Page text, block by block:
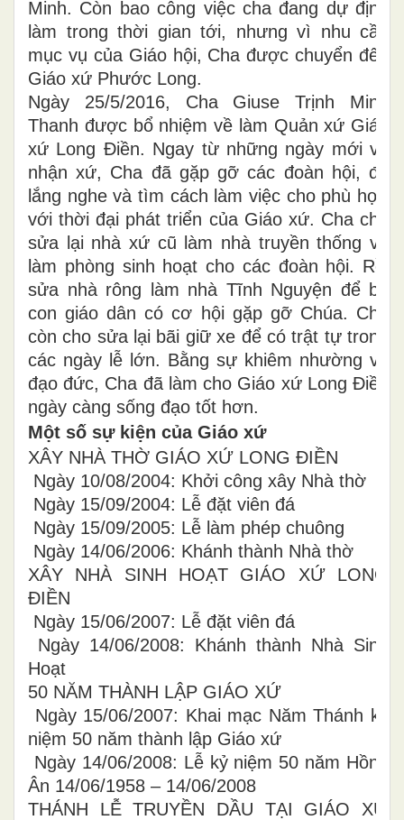
Minh. Còn bao công việc cha đang dự định
làm trong thời gian tới, nhưng vì nhu cầu
mục vụ của Giáo hội, Cha được chuyển đến
Giáo xứ Phước Long.
Ngày 25/5/2016, Cha Giuse Trịnh Minh
Thanh được bổ nhiệm về làm Quản xứ Giáo
xứ Long Điền. Ngay từ những ngày mới về
nhận xứ, Cha đã gặp gỡ các đoàn hội, để
lắng nghe và tìm cách làm việc cho phù hợp
với thời đại phát triển của Giáo xứ. Cha cho
sửa lại nhà xứ cũ làm nhà truyền thống và
làm phòng sinh hoạt cho các đoàn hội. Rồi
sửa nhà rông làm nhà Tĩnh Nguyện để bà
con giáo dân có cơ hội gặp gỡ Chúa. Cha
còn cho sửa lại bãi giữ xe để có trật tự trong
các ngày lễ lớn. Bằng sự khiêm nhường và
đạo đức, Cha đã làm cho Giáo xứ Long Điền
ngày càng sống đạo tốt hơn.
Một số sự kiện của Giáo xứ
XÂY NHÀ THỜ GIÁO XỨ LONG ĐIỀN
Ngày 10/08/2004: Khởi công xây Nhà thờ
Ngày 15/09/2004: Lễ đặt viên đá
Ngày 15/09/2005: Lễ làm phép chuông
Ngày 14/06/2006: Khánh thành Nhà thờ
XÂY NHÀ SINH HOẠT GIÁO XỨ LONG
ĐIỀN
Ngày 15/06/2007: Lễ đặt viên đá
Ngày 14/06/2008: Khánh thành Nhà Sinh
Hoạt
50 NĂM THÀNH LẬP GIÁO XỨ
Ngày 15/06/2007: Khai mạc Năm Thánh kỷ
niệm 50 năm thành lập Giáo xứ
Ngày 14/06/2008: Lễ kỷ niệm 50 năm Hồng
Ân 14/06/1958 – 14/06/2008
THÁNH LỄ TRUYỀN DẦU TẠI GIÁO XỨ